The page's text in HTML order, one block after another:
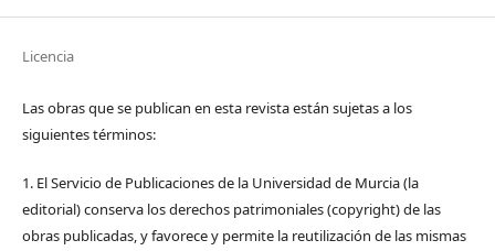
Licencia
Las obras que se publican en esta revista están sujetas a los
siguientes términos:
1. El Servicio de Publicaciones de la Universidad de Murcia (la
editorial) conserva los derechos patrimoniales (copyright) de las
obras publicadas, y favorece y permite la reutilización de las mismas